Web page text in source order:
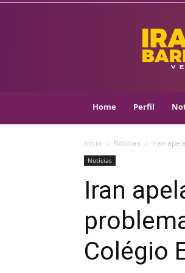
Home Perfil
Início Notícias Iran
Notícias
Iran
Colégio